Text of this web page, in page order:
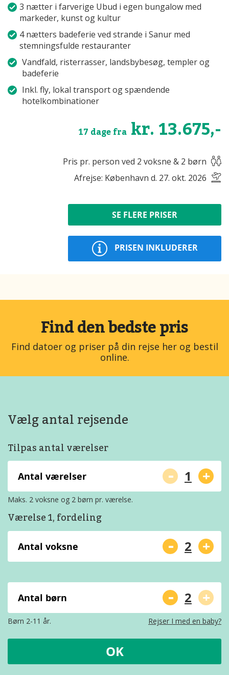
3 nætter i farverige Ubud i egen bungalow med
markeder, kunst og kultur
4 nætters badeferie ved strande i Sanur med
stemningsfulde restauranter
Vandfald, risterrasser, landsbybesøg, templer og
badeferie
Inkl. fly, lokal transport og spændende
hotelkombinationer
17 dage fra kr. 13.675,-
Pris pr. person ved 2 voksne & 2 børn
Afrejse: København d. 27. okt. 2026
SE FLERE PRISER
PRISEN INKLUDERER
Find den bedste pris
Find datoer og priser på din rejse her og bestil
online.
Vælg antal rejsende
Tilpas antal værelser
Antal værelser - +
Maks. 2 voksne og 2 børn pr. værelse.
Værelse 1, fordeling
Antal voksne - +
Antal børn - +
Børn 2-11 år. Rejser I med en baby?
OK